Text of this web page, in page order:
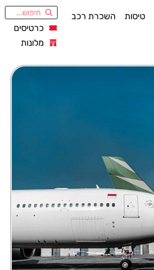
טיסות השכרת רכב
כרטיסים
מלונות